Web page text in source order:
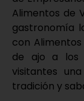
Alimentos de
gastronomía
con
de ajo a los
visitantes
tradición y